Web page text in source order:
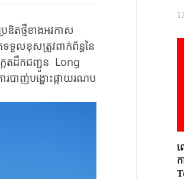
ឌិតថ្មីខាងអវកាស​
ទួល​ខុសត្រូវ​ពាក់ព័ន្ធ​នៃ​
កែតដឹកជញ្ជូន Long
បាញ់​បង្ហោះផ្កាយ​រណប​
ល